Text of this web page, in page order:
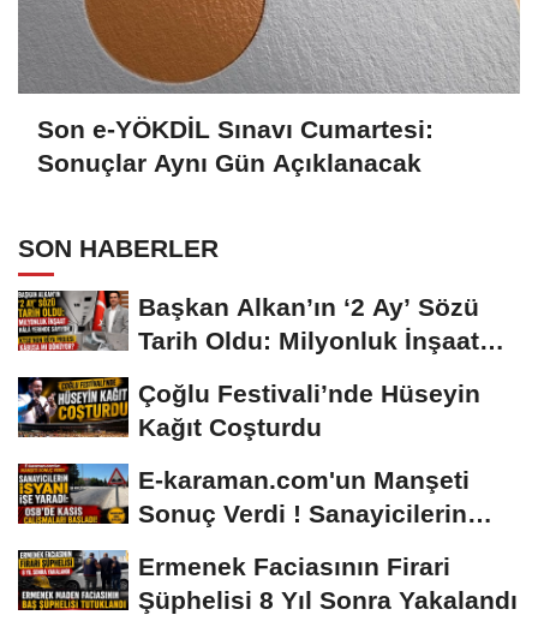
Son e-YÖKDİL Sınavı Cumartesi:
Sonuçlar Aynı Gün Açıklanacak
SON HABERLER
Başkan Alkan’ın ‘2 Ay’ Sözü
Tarih Oldu: Milyonluk İnşaat
Çoğlu Festivali’nde Hüseyin
Kağıt Coşturdu
E-karaman.com'un Manşeti
Sonuç Verdi ! Sanayicilerin
Ermenek Faciasının Firari
Şüphelisi 8 Yıl Sonra Yakalandı